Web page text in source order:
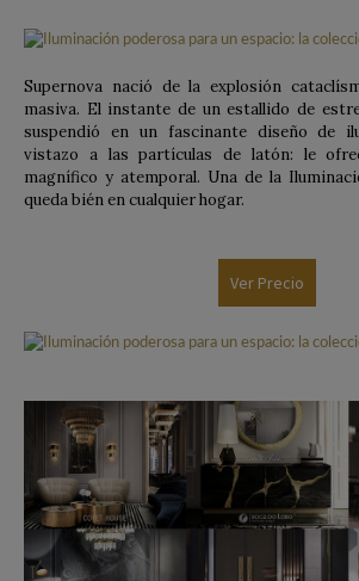
Supernova nació de la explosión
masiva. El instante de un estallido de
suspendió en un fascinante diseño de
vistazo a las partículas de latón: le
magnífico y atemporal. Una de la
queda bién en cualquier hogar.
Ver Precio